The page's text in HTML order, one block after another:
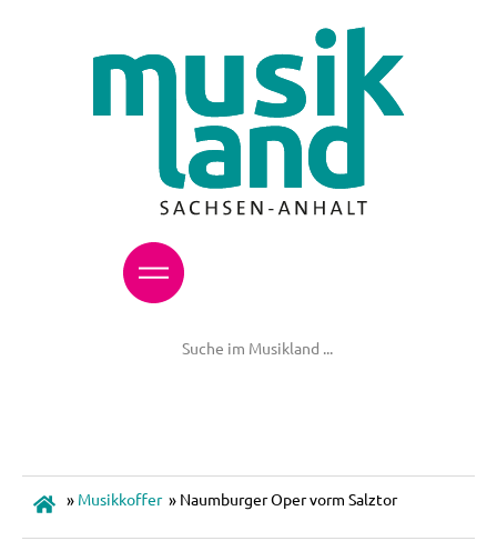
» Musikkoffer » Naumburger Oper vorm Salztor